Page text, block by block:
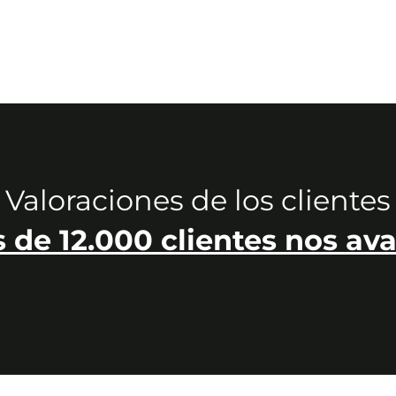
Valoraciones de los clientes
de 12.000 clientes nos